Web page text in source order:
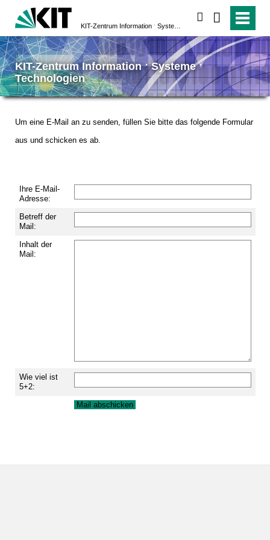
KIT-Zentrum Information ˑ Systeme ˑ
Technologien
Um eine E-Mail an zu senden, füllen Sie bitte das folgende Formular
aus und schicken es ab.
Ihre E-Mail-
Adresse:
Betreff der
Mail:
Inhalt der
Mail:
Wie viel ist
5+2: